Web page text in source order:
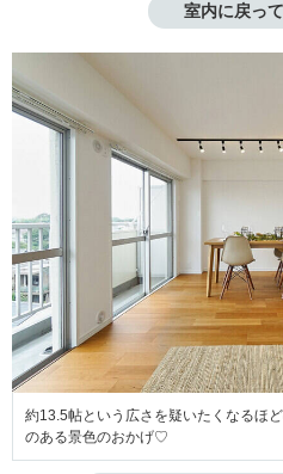
室内に戻っ
約13.5帖という広さを疑いたくなるほ
のある景色のおかげ♡